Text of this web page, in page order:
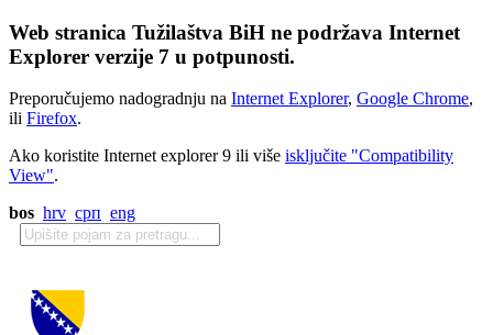
Web stranica Tužilaštva BiH ne podržava Internet
Explorer verzije 7 u potpunosti.
Preporučujemo nadogradnju na Internet Explorer, Google Chrome,
ili Firefox.
Ako koristite Internet explorer 9 ili više isključite "Compatibility
View".
bos hrv срп eng